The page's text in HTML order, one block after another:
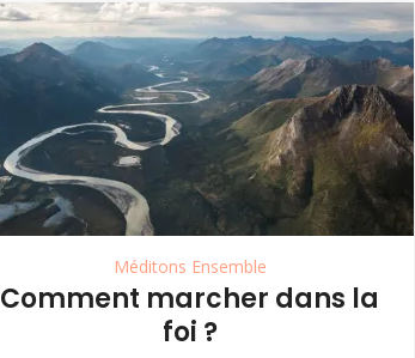
Méditons Ensemble
Comment marcher dans la
foi ?